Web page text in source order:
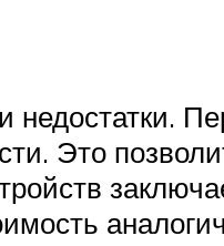
недостатки.
Это